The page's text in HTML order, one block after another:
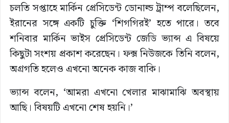
চলতি সপ্তাহে মার্কিন প্রেসিডেন্ট ডোনাল্ড ট্রাম্প বলেছিলেন,
ইরানের সঙ্গে একটি চুক্তি ‘শিগগিরই’ হতে পারে। তবে
শনিবার মার্কিন ভাইস প্রেসিডেন্ট জেডি ভ্যান্স এ বিষয়ে
কিছুটা সংশয় প্রকাশ করেছেন। ফক্স নিউজকে তিনি বলেন,
অগ্রগতি হলেও এখনো অনেক কাজ বাকি।
ভ্যান্স বলেন, ‘আমরা এখনো খেলার মাঝামাঝি অবস্থায়
আছি। বিষয়টি এখনো শেষ হয়নি।’